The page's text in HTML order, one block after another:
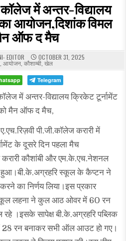
कॉलेज में अन्तर-विद्यालय
आयोजन,दिशांक विमल
ऑफ द मैच
EDITOR OCTOBER 31, 2025
आयोजन ,कौशाम्बी खेल
Telegram
में अन्तर-विद्यालय क्रिकेट टूर्नामेंट
मैन ऑफ द मैच,
पी.जी.कॉलेज करारी में
के दूसरे दिन पहला मैच
कौशांबी और एम.के.एच.नेशनल
स्कूल के कैप्टन ने
का निर्णय लिया।इस प्रकार
लहना ने कुल आठ ओवर में 60 रन
।इसके सापेक्ष बी.के.अग्रहरि पब्लिक
रन बनाकर सभी ऑल आउट हो गए।